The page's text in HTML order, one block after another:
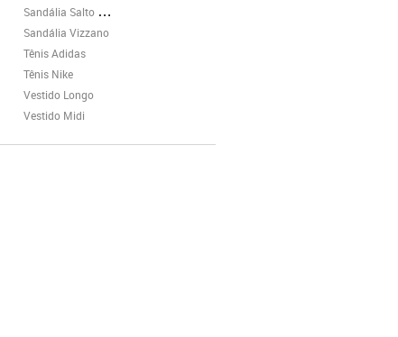
Sandália Salto Grosso
Sandália Vizzano
Tênis Adidas
Tênis Nike
Vestido Longo
Vestido Midi